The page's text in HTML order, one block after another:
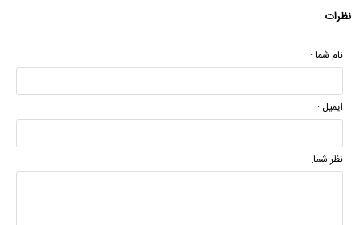
نظرات
نام شما :
ایمیل :
نظر شما: